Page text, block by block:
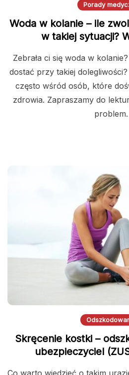
Porady
Woda w kolanie – ile
w takiej sytuacji?
Zebrała ci się woda w
dostać przy takiej
często wśród osób, które
zdrowia. Zapraszamy do
problem.
Skręcenie kostki –
ubezpieczyciel
Co warto wiedzieć o takim